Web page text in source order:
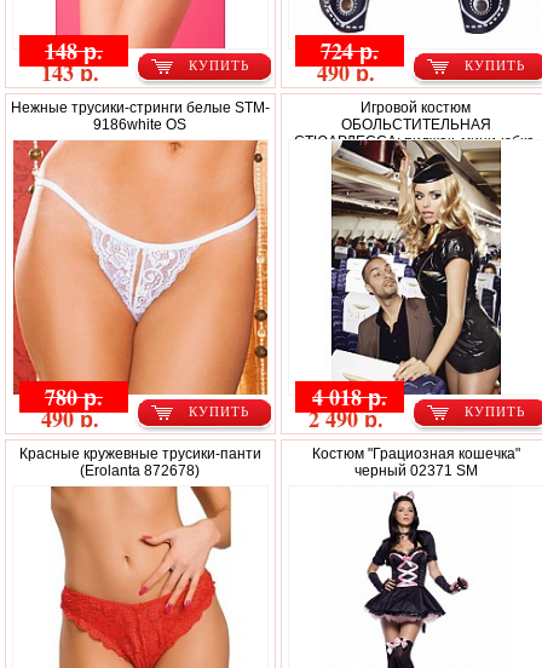
КУПИТЬ
148 р.
143 р. КУПИТЬ
724 р.
490 р.
Нежные трусики-стринги белые STM-
9186white OS
КУПИТЬ
780 р.
490 р.
Игровой костюм
ОБОЛЬСТИТЕЛЬНАЯ
СТЮАРДЕССА: пиджак, мини-юбка,
значок, галстук и пилотка
КУПИТЬ
4 018 р.
2 490 р.
Красные кружевные трусики-панти
(Erolanta 872678)
Костюм "Грациозная кошечка"
черный 02371 SM